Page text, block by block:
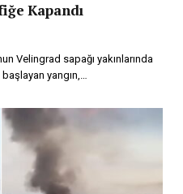
Kapandı
Velingrad sapağı yakınlarında
başlayan yangın,…